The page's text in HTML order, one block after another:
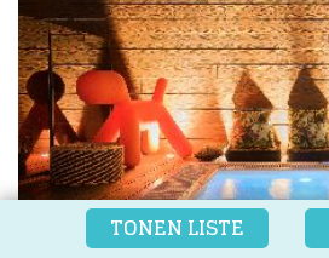
TONEN LISTE